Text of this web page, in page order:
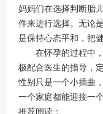
妈妈们在选择判断胎
件来进行选择。无论
是保持心态平和，把
在怀孕的过程中，
极配合医生的指导，
性别只是一个小插曲
一个家庭都能迎接一
推荐阅读：